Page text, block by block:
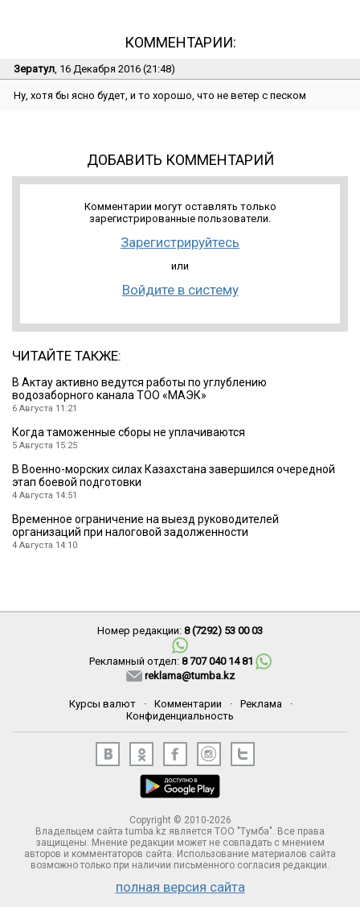
КОММЕНТАРИИ:
Зератул , 16 Декабря 2016 (21:48)
Ну, хотя бы ясно будет, и то хорошо, что не ветер с песком
ДОБАВИТЬ КОММЕНТАРИЙ
Комментарии могут оставлять только
зарегистрированные пользователи.
Зарегистрируйтесь
или
Войдите в систему
ЧИТАЙТЕ ТАКЖЕ:
В Актау активно ведутся работы по углублению
водозаборного канала ТОО «МАЭК»
6 Августа 11:21
Когда таможенные сборы не уплачиваются
5 Августа 15:25
В Военно-морских силах Казахстана завершился очередной
этап боевой подготовки
4 Августа 14:51
Временное ограничение на выезд руководителей
организаций при налоговой задолженности
4 Августа 14:10
Номер редакции: 8 (7292) 53 00 03
Рекламный отдел: 8 707 040 14 81
reklama@tumba.kz
Курсы валют · Комментарии · Реклама
·
Конфиденциальность
Copyright © 2010-2026
Владельцем сайта tumba.kz является ТОО "Тумба". Все права
защищены. Мнение редакции может не совпадать с мнением
авторов и комментаторов сайта. Использование материалов сайта
возможно только при наличии письменного согласия редакции.
полная версия сайта